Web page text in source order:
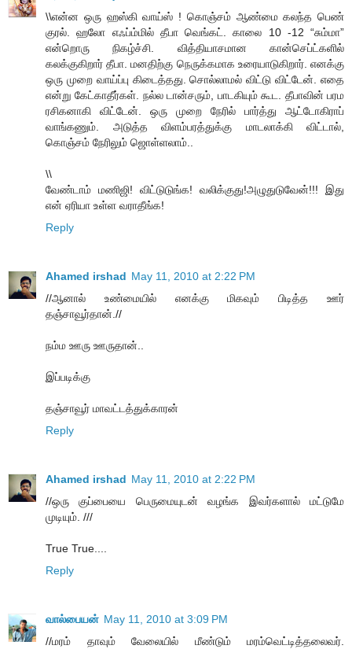
\\என்ன ஒரு ஹஸ்கி வாய்ஸ் ! கொஞ்சம் ஆண்மை கலந்த பெண்
குரல். ஹலோ எஃப்ம்மில் தீபா வெங்கட். காலை 10 -12 “சும்மா”
என்றொரு நிகழ்ச்சி. வித்தியாசமான கான்செப்ட்களில்
கலக்குகிறார் தீபா. மனதிற்கு நெருக்கமாக உரையாடுகிறார். எனக்கு
ஒரு முறை வாய்ப்பு கிடைத்தது. சொல்லாமல் விட்டு விட்டேன். எதை
என்று கேட்காதீர்கள். நல்ல டான்சரும், பாடகியும் கூட. தீபாவின் பரம
ரசிகனாகி விட்டேன். ஒரு முறை நேரில் பார்த்து ஆட்டோகிராப்
வாங்கணும். அடுத்த விளம்பரத்துக்கு மாடலாக்கி விட்டால்,
கொஞ்சம் நேரிலும் ஜொள்ளலாம்..
\\
வேண்டாம் மணிஜி! விட்டுடுங்க! வலிக்குது!அழுதுடுவேன்!!! இது
என் ஏரியா உள்ள வராதீங்க!
Reply
Ahamed irshad May 11, 2010 at 2:22 PM
//ஆனால் உண்மையில் எனக்கு மிகவும் பிடித்த ஊர்
தஞ்சாவூர்தான்.//
நம்ம ஊரு ஊருதான்..
இப்படிக்கு
தஞ்சாவூர் மாவட்டத்துக்காரன்
Reply
Ahamed irshad May 11, 2010 at 2:22 PM
//ஒரு குப்பையை பெருமையுடன் வழங்க இவர்களால் மட்டுமே
முடியும். ///
True True....
Reply
வால்பையன் May 11, 2010 at 3:09 PM
//மரம் தாவும் வேலையில் மீண்டும் மரம்வெட்டித்தலைவர்.